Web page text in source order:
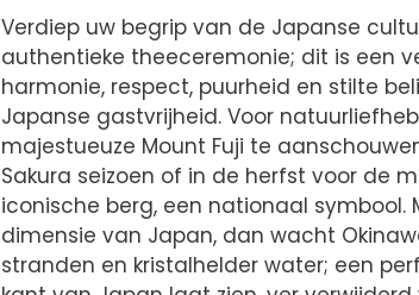
Verdiep uw begrip van de Japanse
authentieke theeceremonie; dit is een
harmonie, respect, puurheid en stilte
Japanse gastvrijheid. Voor
majestueuze Mount Fuji te
Sakura seizoen of in de herfst voor de
iconische berg, een nationaal symbool.
dimensie van Japan, dan wacht
stranden en kristalhelder water; een